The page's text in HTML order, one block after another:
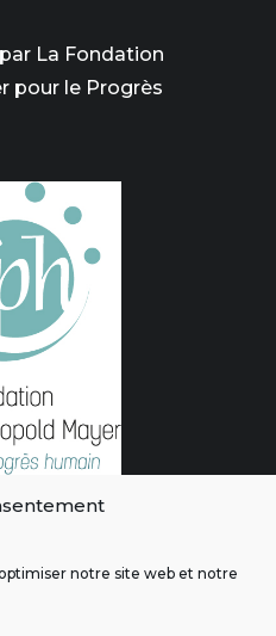
notre site web et notre
La Fondation
pour le Progrès
site sont publiés sous licence